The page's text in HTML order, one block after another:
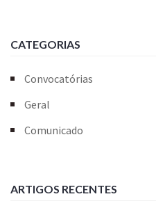
CATEGORIAS
Convocatórias
Geral
Comunicado
ARTIGOS RECENTES